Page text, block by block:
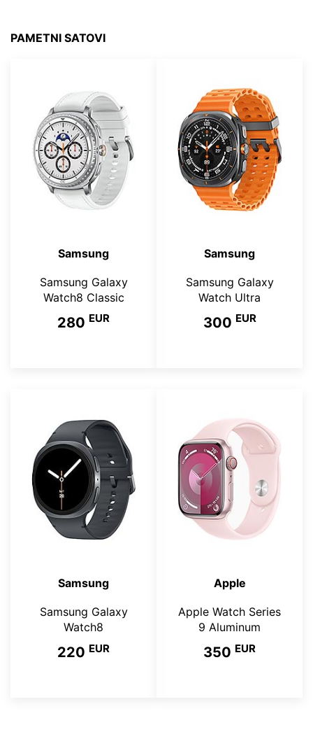
PAMETNI SATOVI
Samsung
Samsung Galaxy
Watch8 Classic
280 EUR
Samsung
Samsung Galaxy
Watch Ultra
300 EUR
Samsung
Samsung Galaxy
Watch8
220 EUR
Apple
Apple Watch Series
9 Aluminum
350 EUR